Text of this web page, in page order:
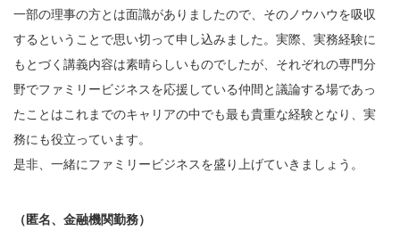
一部の理事の方とは面識がありましたので、そのノウハウを吸収
するということで思い切って申し込みました。実際、実務経験に
もとづく講義内容は素晴らしいものでしたが、それぞれの専門分
野でファミリービジネスを応援している仲間と議論する場であっ
たことはこれまでのキャリアの中でも最も貴重な経験となり、実
務にも役立っています。
是非、一緒にファミリービジネスを盛り上げていきましょう。
（匿名、金融機関勤務）